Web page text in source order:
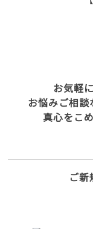
お気軽
お悩みご相
真心をこ
ご